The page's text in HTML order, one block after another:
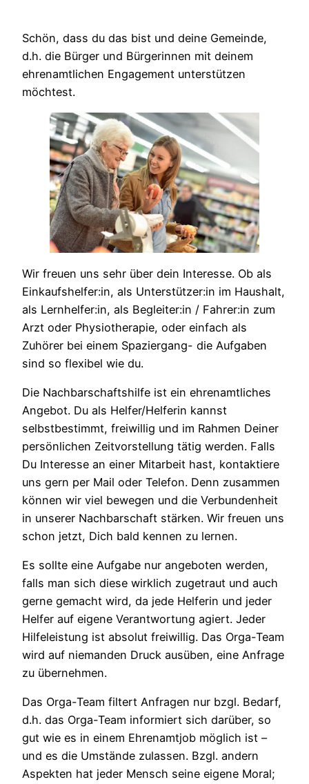
Schön, dass du das bist und deine Gemeinde,
d.h. die Bürger und Bürgerinnen mit deinem
ehrenamtlichen Engagement unterstützen
möchtest.
Wir freuen uns sehr über dein Interesse. Ob als
Einkaufshelfer:in, als Unterstützer:in im Haushalt,
als Lernhelfer:in, als Begleiter:in / Fahrer:in zum
Arzt oder Physiotherapie, oder einfach als
Zuhörer bei einem Spaziergang- die Aufgaben
sind so flexibel wie du.
Die Nachbarschaftshilfe ist ein ehrenamtliches
Angebot. Du als Helfer/Helferin kannst
selbstbestimmt, freiwillig und im Rahmen Deiner
persönlichen Zeitvorstellung tätig werden. Falls
Du Interesse an einer Mitarbeit hast, kontaktiere
uns gern per Mail oder Telefon. Denn zusammen
können wir viel bewegen und die Verbundenheit
in unserer Nachbarschaft stärken. Wir freuen uns
schon jetzt, Dich bald kennen zu lernen.
Es sollte eine Aufgabe nur angeboten werden,
falls man sich diese wirklich zugetraut und auch
gerne gemacht wird, da jede Helferin und jeder
Helfer auf eigene Verantwortung agiert. Jeder
Hilfeleistung ist absolut freiwillig. Das Orga-Team
wird auf niemanden Druck ausüben, eine Anfrage
zu übernehmen.
Das Orga-Team filtert Anfragen nur bzgl. Bedarf,
d.h. das Orga-Team informiert sich darüber, so
gut wie es in einem Ehrenamtjob möglich ist –
und es die Umstände zulassen. Bzgl. andern
Aspekten hat jeder Mensch seine eigene Moral;